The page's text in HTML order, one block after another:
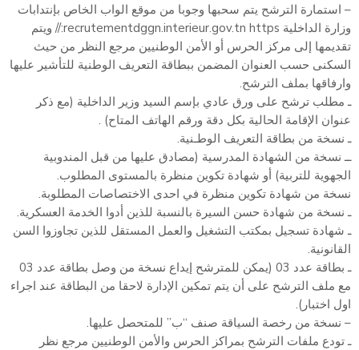
– استمارة الترشح يتم سحبها وجوبا من موقع الواب الخاص بإنتدابات
وزارة الداخلية recrutementdggn.interieur.gov.tn https:// ويتم
تقديمها إلى مركز الحرس أو الأمن الوطنيين مرجع النظر من حيث
السكنى حسب العنوان المضمن ببطاقة التعريف الوطنية للتأشير عليها
وارفاقها بملف الترشح.
ـ مطلب ترشح على ورق عادي بإسم السيد وزير الداخلية (مع ذكر
عنوان الإقامة الحالية بكل دقة ورقم الهاتف المتاح) .
ـ نسخة من بطاقة التعريف الوطـنية.
ــ نسخة من الشهادة المدرسية (مصادق عليها من قبل المندوبية
الجهوية للتربية) أو شهادة تكوين منظرة بالمستوى المطلوب.
نسخة من شهادة تكوين منظرة في احدى الاختصاصات المطلوبة.
ـ نسخة من شهادة حسن السيرة بالنسبة للذين أدوا الخدمة العسكرية.
ـ شهادة تسجيل بمكتب التشغيل والعمل المستقل للذين تجاوزوا السن
القانونية.
ـ بطاقة عدد 03 (يمكن للمترشح إيداع نسخة من وصل بطاقة عدد 03
مع ملف الترشح على أن يتم تمكين الإدارة لاحقا من البطاقة عند اجراء
اول اختبار).
– نسخة من رخصة السياقة صنف “ب” للمتحصل عليها.
ـ تودع ملفات الترشح بمراكز الحرس والأمن الوطنيين مرجع نظر